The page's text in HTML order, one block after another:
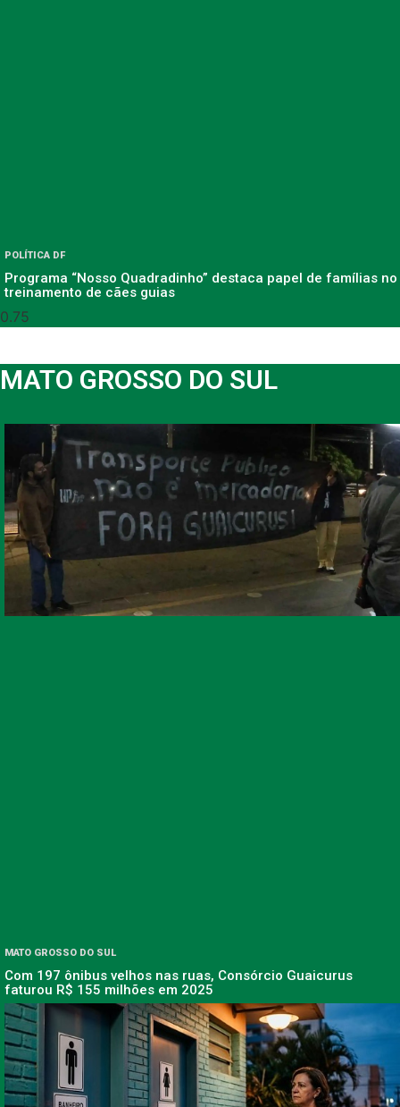
POLÍTICA DF
Programa “Nosso Quadradinho” destaca papel de famílias no
treinamento de cães guias
MATO GROSSO DO SUL
MATO GROSSO DO SUL
Com 197 ônibus velhos nas ruas, Consórcio Guaicurus
faturou R$ 155 milhões em 2025